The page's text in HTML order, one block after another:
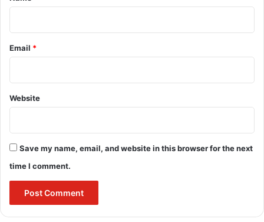
देगा?
Email *
Website
Save my name, email, and website in this browser for the next
time I comment.